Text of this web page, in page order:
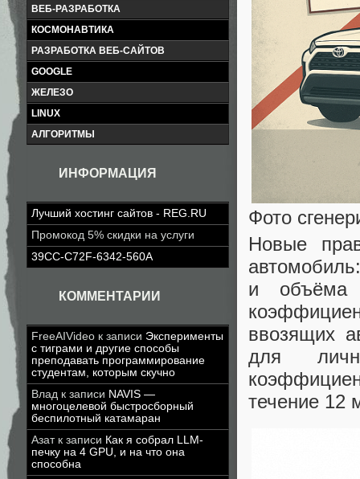
ВЕБ-РАЗРАБОТКА
КОСМОНАВТИКА
РАЗРАБОТКА ВЕБ-САЙТОВ
GOOGLE
ЖЕЛЕЗО
LINUX
АЛГОРИТМЫ
ИНФОРМАЦИЯ
Лучший хостинг сайтов - REG.RU
Промокод 5% скидки на услуги
39CC-C72F-6342-560A
КОММЕНТАРИИ
FreeAIVideo к записи Эксперименты
с тиграми и другие способы
преподавать программирование
студентам, которым скучно
Влад к записи NAVIS —
многоцелевой быстросборный
беспилотный катамаран
Азатк записи Как я собрал LLM-
печку на 4 GPU, и на что она
способна
Фото
Новые
и объёма
ввозящих
для
течение 12